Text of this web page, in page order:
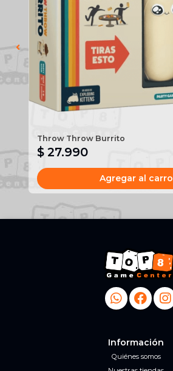
Throw Throw Burrito
$ 27.990
Agregar al carro
Información
Quiénes somos